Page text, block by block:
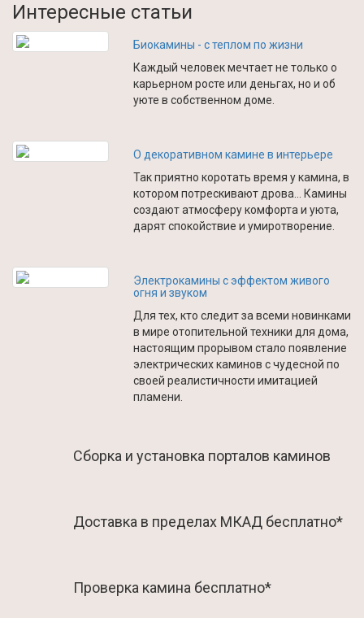
Интересные статьи
Биокамины - с теплом по жизни
Каждый человек мечтает не только о
карьерном росте или деньгах, но и об
уюте в собственном доме.
О декоративном камине в интерьере
Так приятно коротать время у камина, в
котором потрескивают дрова… Камины
создают атмосферу комфорта и уюта,
дарят спокойствие и умиротворение.
Электрокамины с эффектом живого
огня и звуком
Для тех, кто следит за всеми новинками
в мире отопительной техники для дома,
настоящим прорывом стало появление
электрических каминов с чудесной по
своей реалистичности имитацией
пламени.
Сборка и установка порталов каминов
Доставка в пределах МКАД бесплатно*
Проверка камина бесплатно*